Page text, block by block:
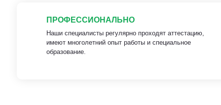
ПРОФЕССИОНАЛЬНО
Наши специалисты регулярно проходят аттестацию,
имеют многолетний опыт работы и специальное
образование.